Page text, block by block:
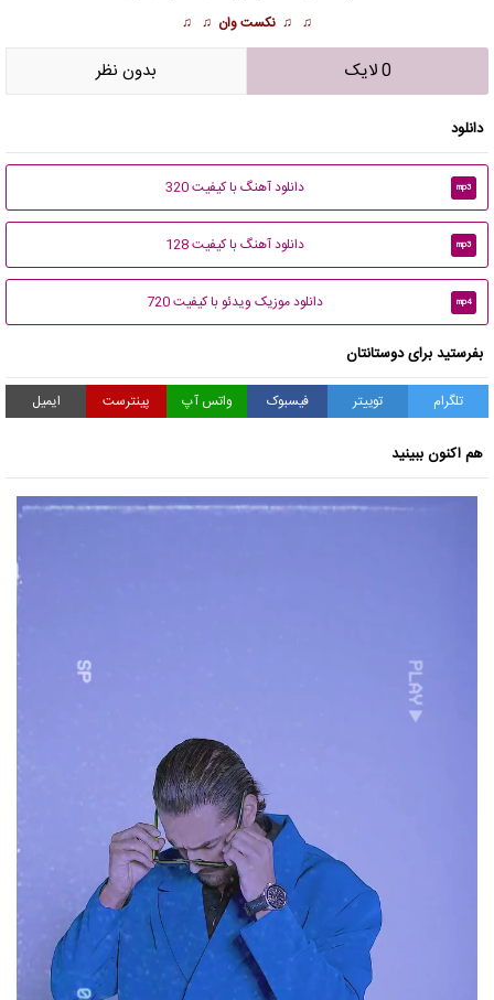
♫ ♫ نکست وان ♫ ♫
0 لایک بدون نظر
دانلود
mp3 دانلود آهنگ با کیفیت 320
mp3 دانلود آهنگ با کیفیت 128
mp4 دانلود موزیک ویدئو با کیفیت 720
بفرستید برای دوستانتان
تلگرام توییتر فیسبوک واتس آپ پینترست ایمیل
هم اکنون ببینید